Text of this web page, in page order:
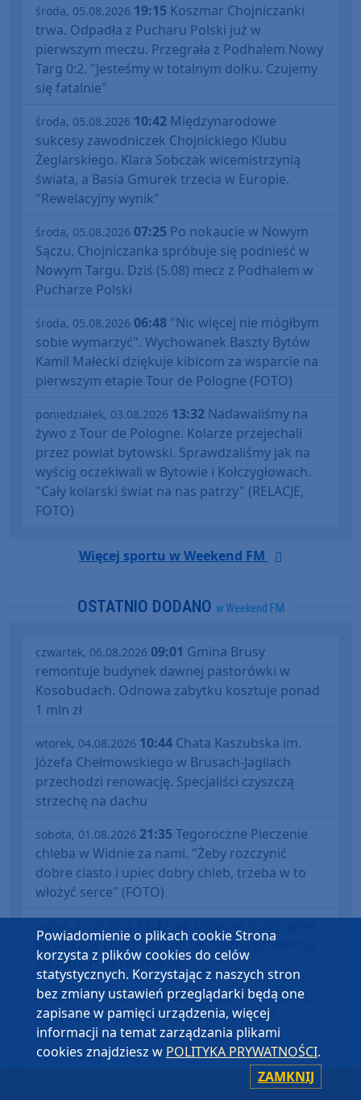
środa, 05.08.2026 19:15 Koszmar Chojniczanki
trwa. Odpadła z Pucharu Polski już w
pierwszym meczu. Przegrała z Podhalem Nowy
Targ 0:2. "Jesteśmy w totalnym dołku. Czujemy
się fatalnie"
środa, 05.08.2026 10:42 Międzynarodowe
sukcesy zawodniczek Chojnickiego Klubu
Żeglarskiego. Klara Sobczak wicemistrzynią
świata, a Basia Gmurek trzecia w Europie.
"Rewelacyjny wynik"
środa, 05.08.2026 07:25 Po nokaucie w Nowym
Sączu, Chojniczanka spróbuje się podnieść w
Nowym Targu. Dziś (5.08) mecz z Podhalem w
Pucharze Polski
środa, 05.08.2026 06:48 "Nic więcej nie mógłbym
sobie wymarzyć". Wychowanek Baszty Bytów
Kamil Małecki dziękuje kibicom za wsparcie na
pierwszym etapie Tour de Pologne (FOTO)
poniedziałek, 03.08.2026 13:32 Nadawaliśmy na
żywo z Tour de Pologne. Kolarze przejechali
przez powiat bytowski. Sprawdzaliśmy jak na
wyścig oczekiwali w Bytowie i Kołczygłowach.
"Cały kolarski świat na nas patrzy" (RELACJE,
FOTO)
Więcej sportu w Weekend FM
OSTATNIO DODANO w Weekend FM
czwartek, 06.08.2026 09:01 Gmina Brusy
remontuje budynek dawnej pastorówki w
Kosobudach. Odnowa zabytku kosztuje ponad
1 mln zł
wtorek, 04.08.2026 10:44 Chata Kaszubska im.
Józefa Chełmowskiego w Brusach-Jagliach
przechodzi renowację. Specjaliści czyszczą
strzechę na dachu
sobota, 01.08.2026 21:35 Tegoroczne Pieczenie
chleba w Widnie za nami. "Żeby rozczynić
dobre ciasto i upiec dobry chleb, trzeba w to
włożyć serce" (FOTO)
wypiekany chleb? Będzie się można przekonać
już jutro (1.08) w Widnie
czwartek, 30.07.2026 13:40Julia Stoltmann z Brus
łączy folk z jazzem. Dziś w Weekend FM
zaprezentowała "Kwoki" (ROZMOWA,
PIOSENKA)
13. edycja
Powiadomienie o plikach cookie Strona
korzysta z plików cookies do celów
statystycznych. Korzystając z naszych stron
bez zmiany ustawień przeglądarki będą one
zapisane w pamięci urządzenia, więcej
informacji na temat zarządzania plikami
cookies znajdziesz w POLITYKA PRYWATNOŚCI.
ZAMKNIJ